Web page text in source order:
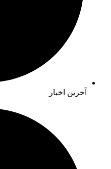
آخرین اخبار